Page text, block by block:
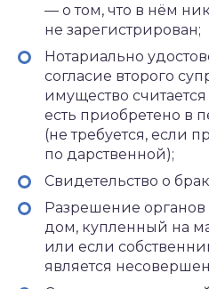
— о том, что в нём
не зарегистрирован;
Нотариально
согласие второго
имущество
есть приобретено в
(не требуется, если
по дарственной);
Свидетельство о
Разрешение органов
дом, купленный на
или если
является